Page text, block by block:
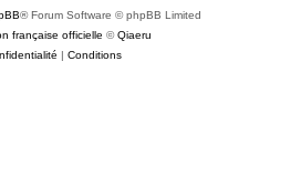
® Forum Software © phpBB Limited
française officielle ©Qiaeru
| Conditions